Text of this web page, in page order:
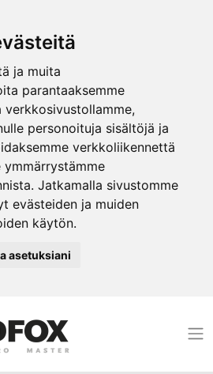
ja muita
parantaaksemme
personoituja sisältöjä ja
verkkoliikennettä
ymmärrystämme
Jatkamalla sivustomme
evästeiden ja muiden
käytön.
asetuksiani